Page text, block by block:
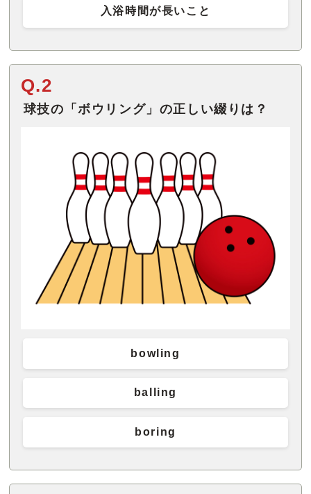
入浴時間が長いこと
Q.2
球技の「ボウリング」の正しい綴りは？
bowling
balling
boring